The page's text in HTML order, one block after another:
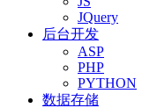
JQuery
后台开发
ASP
PHP
PYTHON
数据存储